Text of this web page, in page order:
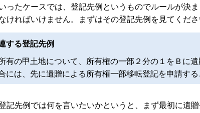
ったケースでは、登記先例というものでルールが決
ければいけません。まずはその登記先例を見てくだ
する登記先例
有の甲土地について、所有権の一部２分の１をＢに
には、先に遺贈による所有権一部移転登記を申請す
記先例では何を言いたいかというと、まず最初に遺